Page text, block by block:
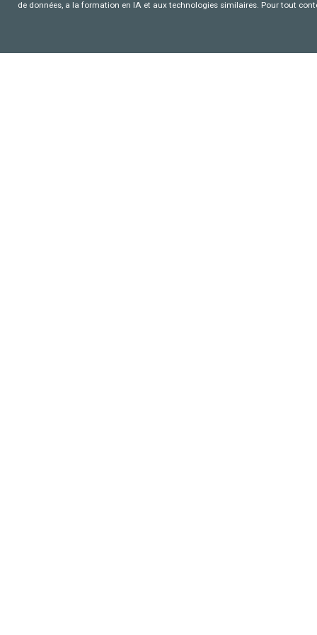
de données, a la formation en IA et aux technologies similaires. Pour tout